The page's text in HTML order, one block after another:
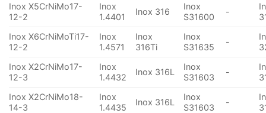
Inox X5CrNiMo17-
12-2
Inox
1.4401
Inox 316
Inox
S31600
-
Inox X6CrNiMoTi17-
12-2
Inox
1.4571
Inox
316Ti
Inox
S31635
-
Inox X2CrNiMo17-
12-3
Inox
1.4432
Inox 316L
Inox
S31603
-
Inox X2CrNiMo18-
14-3
Inox
1.4435
Inox 316L
Inox
S31603
-